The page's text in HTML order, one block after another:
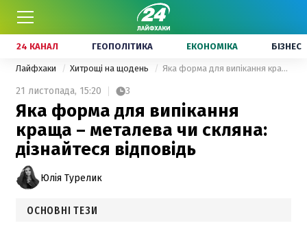
24 КАНАЛ ГЕОПОЛІТИКА ЕКОНОМІКА БІЗНЕС
Лайфхаки Хитрощі на щодень Яка форма для випікання краща – металева чи скляна: дізнайтеся відповідь
21 листопада, 15:20 3
Яка форма для випікання
краща – металева чи скляна:
дізнайтеся відповідь
Юлія Турелик
ОСНОВНІ ТЕЗИ